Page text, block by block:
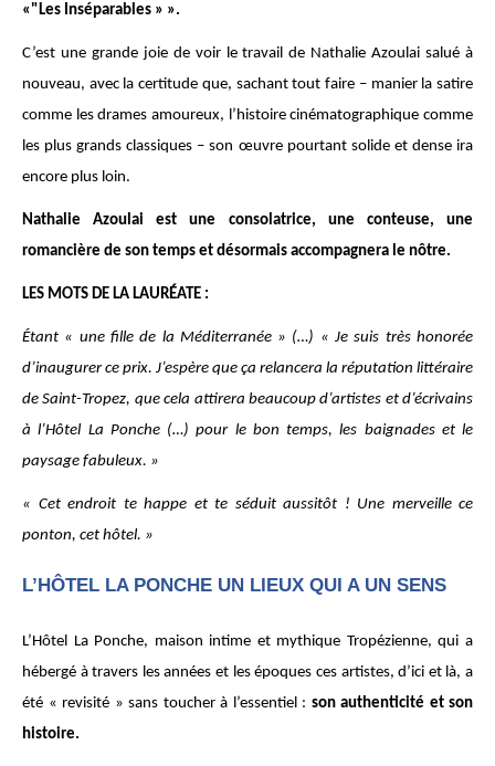
«"Les Inséparables » ».
C’est une grande joie de voir le travail de Nathalie Azoulai salué à
nouveau, avec la certitude que, sachant tout faire – manier la satire
comme les drames amoureux, l’histoire cinématographique comme
les plus grands classiques – son œuvre pourtant solide et dense ira
encore plus loin.
Nathalie Azoulai est une consolatrice, une conteuse, une
romancière de son temps et désormais accompagnera le nôtre.
LES MOTS DE LA LAURÉATE :
Étant « une fille de la Méditerranée » (…) « Je suis très honorée
d’inaugurer ce prix. J’espère que ça relancera la réputation littéraire
de Saint-Tropez, que cela attirera beaucoup d’artistes et d’écrivains
à l’Hôtel La Ponche (…) pour le bon temps, les baignades et le
paysage fabuleux. »
« Cet endroit te happe et te séduit aussitôt ! Une merveille ce
ponton, cet hôtel. »
L’HÔTEL LA PONCHE UN LIEUX QUI A UN SENS
L’Hôtel La Ponche, maison intime et mythique Tropézienne, qui a
hébergé à travers les années et les époques ces artistes, d’ici et là, a
été « revisité » sans toucher à l’essentiel : son authenticité et son
histoire.